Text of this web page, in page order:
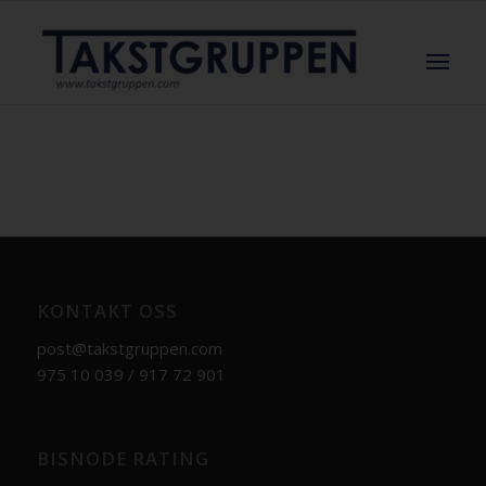
post@takstgruppen.com
975 10 039 / 917 72 901